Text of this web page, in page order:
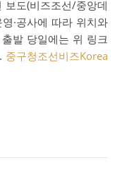
보도(비즈조선/중앙데
·공사에 따라 위치와
발 당일에는 위 링크
중구청조선비즈Korea